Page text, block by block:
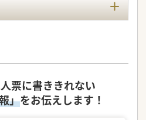
票に書ききれない
」をお伝えします！